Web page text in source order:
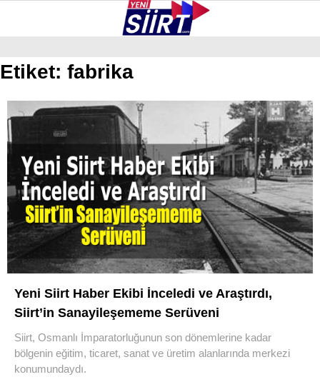
GALERİ VİDEO YAZARLAR
KURTALAN
BAYKAN
PERVARI
ŞIRVAN
TILLO
GÜNDEM
NÖBETÇI ECZANELER
Etiket: fabrika
Yeni Siirt Haber Ekibi İnceledi ve Araştırdı,
Siirt’in Sanayileşememe Serüveni
Siirt, Osmanlı İmparatorluğunun son dönemlerine kadar
bölgenin eğitim, ticaret, sanat ve üretim alanlarında merkezi
konumundaydı.